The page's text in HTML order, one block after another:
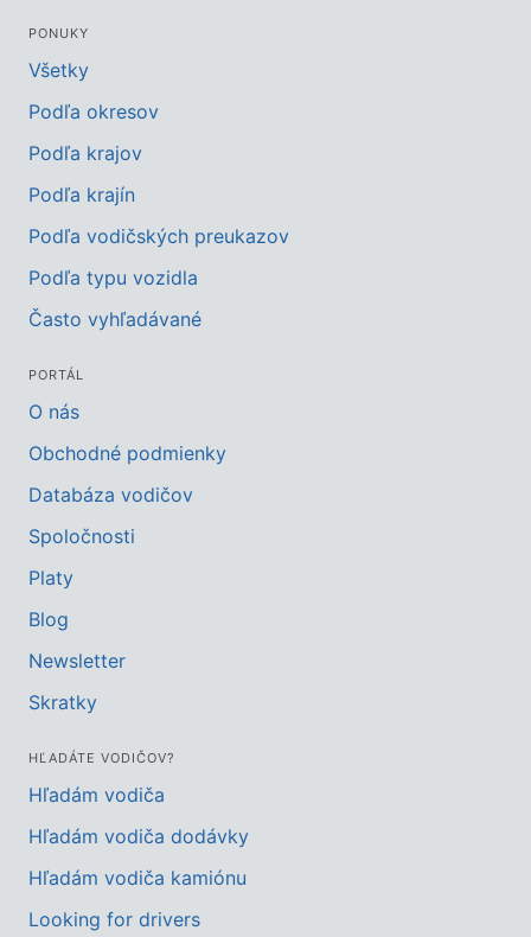
PONUKY
Všetky
Podľa okresov
Podľa krajov
Podľa krajín
Podľa vodičských preukazov
Podľa typu vozidla
Často vyhľadávané
PORTÁL
O nás
Obchodné podmienky
Databáza vodičov
Spoločnosti
Platy
Blog
Newsletter
Skratky
HĽADÁTE VODIČOV?
Hľadám vodiča
Hľadám vodiča dodávky
Hľadám vodiča kamiónu
Looking for drivers